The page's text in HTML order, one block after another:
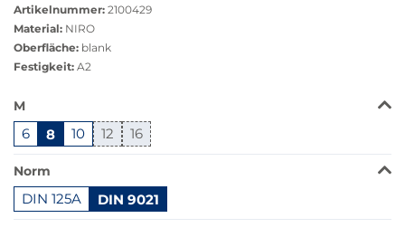
anzeigen
Artikelnummer: 2100429
Material: NIRO
Oberfläche: blank
Festigkeit: A2
Das
ist
in
dieser
Variante
nicht
M
6 8 10 12 16
Norm
DIN 125A DIN 9021